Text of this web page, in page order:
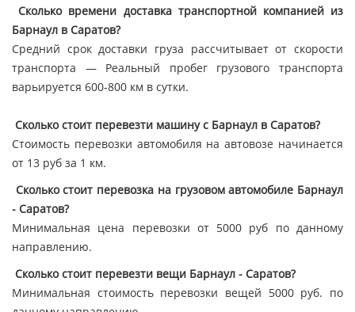
Сколько времени доставка транспортной компанией из
Барнаул в Саратов?
Средний срок доставки груза рассчитывает от скорости
транспорта — Реальный пробег грузового транспорта
варьируется 600-800 км в сутки.
Сколько стоит перевезти машину с Барнаул в Саратов?
Стоимость перевозки автомобиля на автовозе начинается
от 13 руб за 1 км.
Сколько стоит перевозка на грузовом автомобиле Барнаул
- Саратов?
Минимальная цена перевозки от 5000 руб по данному
направлению.
Сколько стоит перевезти вещи Барнаул - Саратов?
Минимальная стоимость перевозки вещей 5000 руб. по